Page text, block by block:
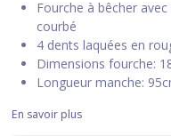
Fourche à bêcher
courbé
4 dents laquées en
Dimensions fourche:
Longueur manche:
En savoir plus